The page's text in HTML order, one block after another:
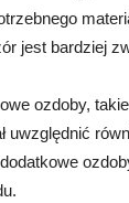
jest bardziej
ozdoby,
uwzględnić